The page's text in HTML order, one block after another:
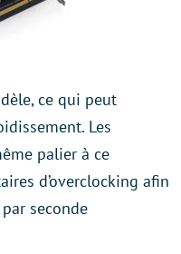
ce qui peut
Les
palier à ce
d’overclocking afin
seconde